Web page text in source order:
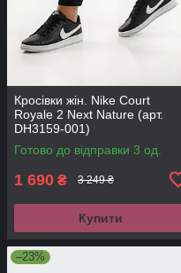
Кросівки жін. Nike Court
Royale 2 Next Nature (арт.
DH3159-001)
Готово до відправки 3 од.
1 690 ₴ 3 249 ₴
Купити
–23%